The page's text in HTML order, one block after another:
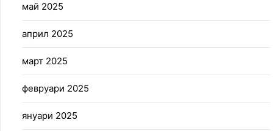
май 2025
април 2025
март 2025
февруари 2025
януари 2025